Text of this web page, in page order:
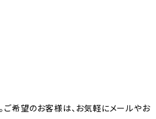
ご希望のお客様は、お気軽にメールやお